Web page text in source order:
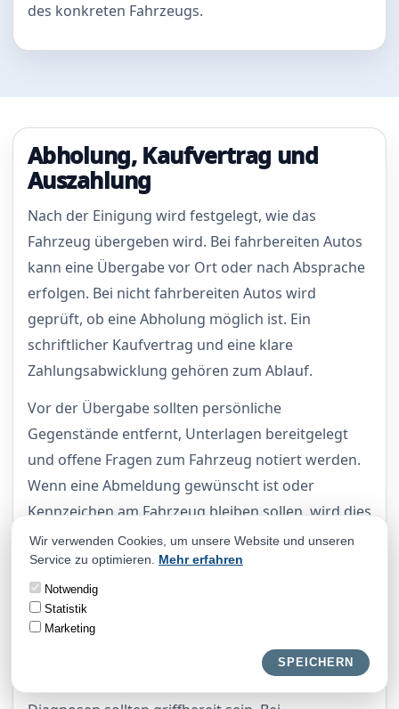
des konkreten Fahrzeugs.
Abholung, Kaufvertrag und
Auszahlung
Nach der Einigung wird festgelegt, wie das
Fahrzeug übergeben wird. Bei fahrbereiten Autos
kann eine Übergabe vor Ort oder nach Absprache
erfolgen. Bei nicht fahrbereiten Autos wird
geprüft, ob eine Abholung möglich ist. Ein
schriftlicher Kaufvertrag und eine klare
Zahlungsabwicklung gehören zum Ablauf.
Vor der Übergabe sollten persönliche
Gegenstände entfernt, Unterlagen bereitgelegt
und offene Fragen zum Fahrzeug notiert werden.
Wenn eine Abmeldung gewünscht ist oder
Kennzeichen am Fahrzeug bleiben sollen, wird dies
im Vorfeld geklärt. So entstehen bei der Übergabe
weniger Missverständnisse.
Vorbereitung der Übergabe
Eine gute Vorbereitung spart Zeit: Schlüssel,
Zulassungsbescheinigung, Serviceheft,
Wir verwenden Cookies, um unsere Website und unseren
Service zu optimieren. Mehr erfahren
Notwendig
Statistik
Marketing
SPEICHERN